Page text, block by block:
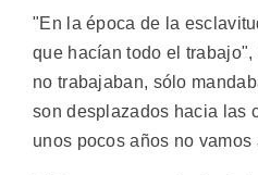
"En la época de la
que hacían todo el
no trabajaban, sólo
son desplazados hacia las
unos pocos años no